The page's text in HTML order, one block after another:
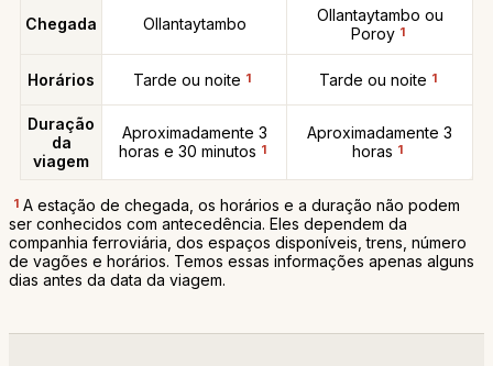
Chegada Ollantaytambo
Ollantaytambo ou
Poroy 1
Horários Tarde ou noite 1 Tarde ou noite 1
Duração
da
viagem
Aproximadamente 3
horas e 30 minutos 1
Aproximadamente 3
horas 1
1 A estação de chegada, os horários e a duração não podem
ser conhecidos com antecedência. Eles dependem da
companhia ferroviária, dos espaços disponíveis, trens, número
de vagões e horários. Temos essas informações apenas alguns
dias antes da data da viagem.